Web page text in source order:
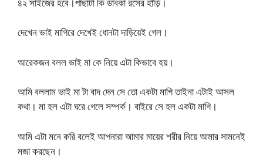
দেখেন ভাই মাগিরে দেখেই ধোনটা দাড়িয়েই গেল।
আরেকজন বলল ভাই মা কে নিয়ে এটা কিভাবে হয়।
আমি বললাম ভাই মা টা বাদ দেন সে তো একটা মাগি তাইনা এটাই আসল
কথা। মা হল এটা ঘরে গেলে সম্পর্ক। বাইরে সে হল একটা মাগি।
আমি এটা মনে করি বলেই আপনারা আমার মায়ের শরীর নিয়ে আমার সামনেই
মজা করছেন।